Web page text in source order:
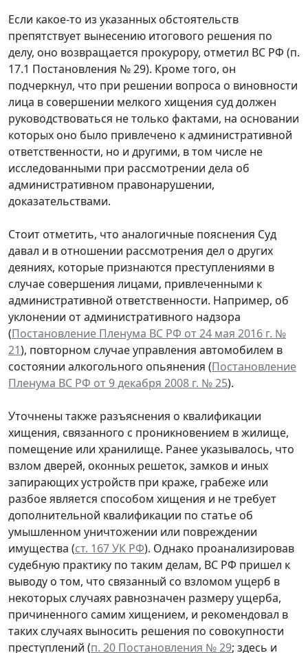
Если какое-то из указанных обстоятельств
препятствует вынесению итогового решения по
делу, оно возвращается прокурору, отметил ВС РФ (п.
17.1 Постановления № 29). Кроме того, он
подчеркнул, что при решении вопроса о виновности
лица в совершении мелкого хищения суд должен
руководствоваться не только фактами, на основании
которых оно было привлечено к административной
ответственности, но и другими, в том числе не
исследованными при рассмотрении дела об
административном правонарушении,
доказательствами.
Стоит отметить, что аналогичные пояснения Суд
давал и в отношении рассмотрения дел о других
деяниях, которые признаются преступлениями в
случае совершения лицами, привлеченными к
административной ответственности. Например, об
уклонении от административного надзора
(Постановление Пленума ВС РФ от 24 мая 2016 г. №
21), повторном случае управления автомобилем в
состоянии алкогольного опьянения (Постановление
Пленума ВС РФ от 9 декабря 2008 г. № 25).
Уточнены также разъяснения о квалификации
хищения, связанного с проникновением в жилище,
помещение или хранилище. Ранее указывалось, что
взлом дверей, оконных решеток, замков и иных
запирающих устройств при краже, грабеже или
разбое является способом хищения и не требует
дополнительной квалификации по статье об
умышленном уничтожении или повреждении
имущества (ст. 167 УК РФ). Однако проанализировав
судебную практику по таким делам, ВС РФ пришел к
выводу о том, что связанный со взломом ущерб в
некоторых случаях равнозначен размеру ущерба,
причиненного самим хищением, и рекомендовал в
таких случаях выносить решения по совокупности
преступлений (п. 20 Постановления № 29; здесь и